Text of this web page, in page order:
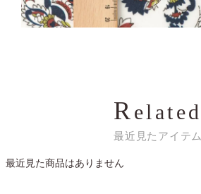
Related
最近見たアイテム
最近見た商品はありません